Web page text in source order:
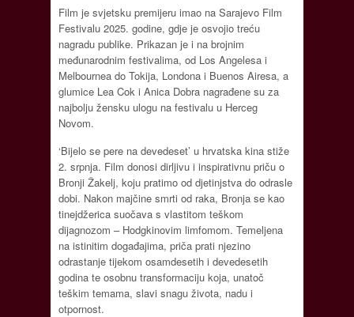
Film je svjetsku premijeru imao na Sarajevo Film
Festivalu 2025. godine, gdje je osvojio treću
nagradu publike. Prikazan je i na brojnim
međunarodnim festivalima, od Los Angelesa i
Melbournea do Tokija, Londona i Buenos Airesa, a
glumice Lea Cok i Anica Dobra nagrađene su za
najbolju žensku ulogu na festivalu u Herceg
Novom.
‘Bijelo se pere na devedeset’ u hrvatska kina stiže
2. srpnja. Film donosi dirljivu i inspirativnu priču o
Bronji Žakelj, koju pratimo od djetinjstva do odrasle
dobi. Nakon majčine smrti od raka, Bronja se kao
tinejdžerica suočava s vlastitom teškom
dijagnozom – Hodgkinovim limfomom. Temeljena
na istinitim događajima, priča prati njezino
odrastanje tijekom osamdesetih i devedesetih
godina te osobnu transformaciju koja, unatoč
teškim temama, slavi snagu života, nadu i
otpornost.